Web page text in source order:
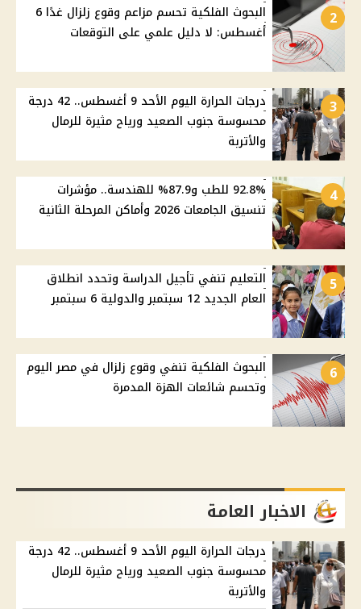
2
البحوث الفلكية تحسم مزاعم وقوع زلزال غدًا 6
أغسطس: لا دليل علمي على التوقعات
3
درجات الحرارة اليوم الأحد 9 أغسطس.. 42 درجة
محسوسة جنوب الصعيد ورياح مثيرة للرمال
والأتربة
4
92.8% للطب و87.9% للهندسة.. مؤشرات
تنسيق الجامعات 2026 وأماكن المرحلة الثانية
5
التعليم تنفي تأجيل الدراسة وتحدد انطلاق
العام الجديد 12 سبتمبر والدولية 6 سبتمبر
6
البحوث الفلكية تنفي وقوع زلزال في مصر اليوم
وتحسم شائعات الهزة المدمرة
الاخبار العامة
درجات الحرارة اليوم الأحد 9 أغسطس.. 42 درجة
محسوسة جنوب الصعيد ورياح مثيرة للرمال
والأتربة